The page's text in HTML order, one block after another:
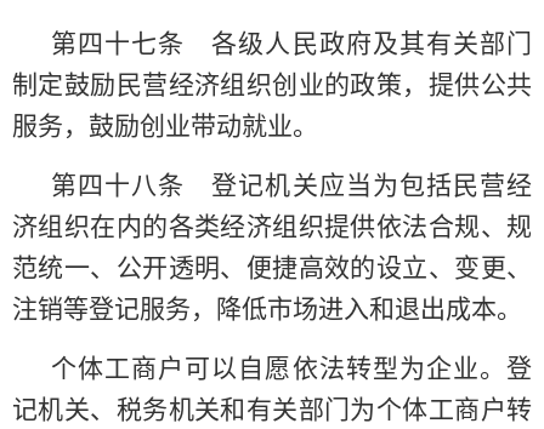
第四十七条 各级人民政府及其有关部门
制定鼓励民营经济组织创业的政策，提供公共
服务，鼓励创业带动就业。
第四十八条 登记机关应当为包括民营经
济组织在内的各类经济组织提供依法合规、规
范统一、公开透明、便捷高效的设立、变更、
注销等登记服务，降低市场进入和退出成本。
个体工商户可以自愿依法转型为企业。登
记机关、税务机关和有关部门为个体工商户转